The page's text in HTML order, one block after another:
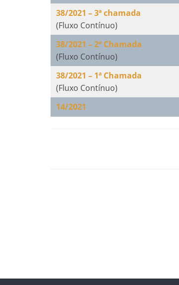
38/2021 – 3ª chamada
(Fluxo Contínuo)
38/2021 – 2ª Chamada
(Fluxo Contínuo)
38/2021 – 1ª Chamada
(Fluxo Contínuo)
14/2021